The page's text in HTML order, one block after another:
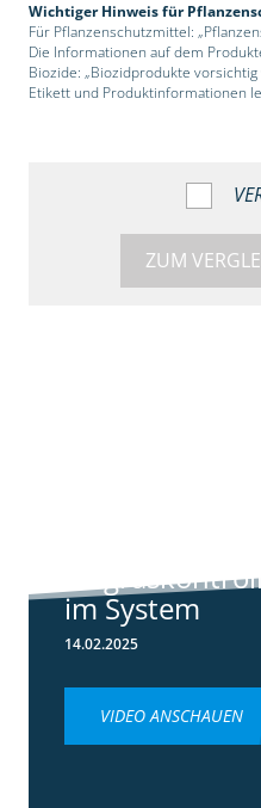
Wichtiger Hinweis für
Für Pflanzenschutzmittel:
Die Informationen auf dem
Biozide: „Biozidprodukte
Etikett und Produktinformationen
ZUM
im System
14.02.2025
VIDEO ANSCHAUEN